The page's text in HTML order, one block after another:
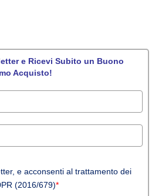
e Ricevi Subito un Buono
Acquisto!
e acconsenti al trattamento dei
personali GDPR (2016/679)*